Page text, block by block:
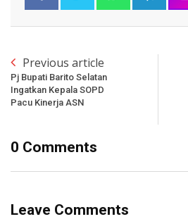
Previous article
Pj Bupati Barito Selatan
Ingatkan Kepala SOPD
Pacu Kinerja ASN
0 Comments
Leave Comments